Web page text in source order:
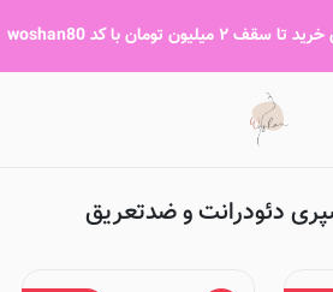
دئودرانت و ضدتعریق